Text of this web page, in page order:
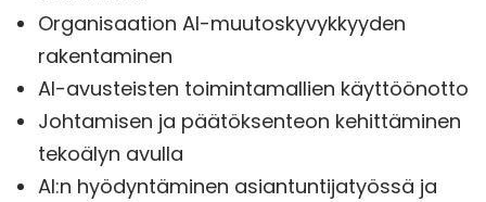
Organisaation AI-muutoskyvykkyyden
rakentaminen
AI-avusteisten toimintamallien käyttöönotto
Johtamisen ja päätöksenteon kehittäminen
tekoälyn avulla
AI:n hyödyntäminen asiantuntijatyössä ja